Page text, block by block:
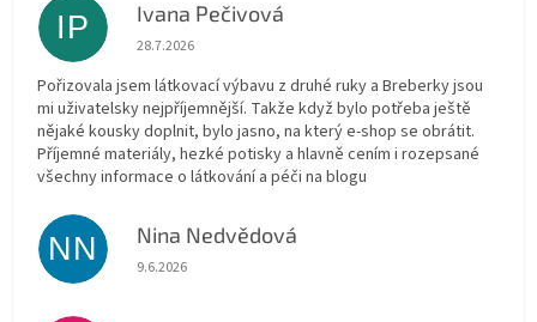
IP Ivana Pečivová
Hodnocení obchodu je 5 z 5 hvězdiček.
28.7.2026
Pořizovala jsem látkovací výbavu z druhé ruky a Breberky jsou
mi uživatelsky nejpříjemnější. Takže když bylo potřeba ještě
nějaké kousky doplnit, bylo jasno, na který e-shop se obrátit.
Příjemné materiály, hezké potisky a hlavně cením i rozepsané
všechny informace o látkování a péči na blogu
NN Nina Nedvědová
Hodnocení obchodu je 5 z 5 hvězdiček.
9.6.2026